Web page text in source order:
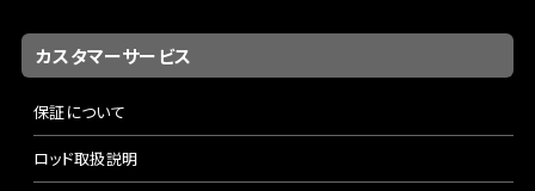
カスタマーサービス
保証について
ロッド取扱説明